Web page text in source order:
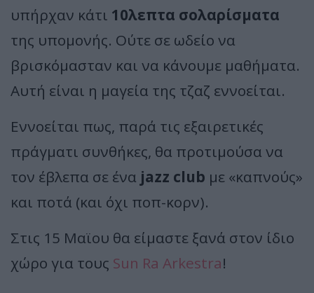
υπήρχαν κάτι 10λεπτα σολαρίσματα
της υπομονής. Ούτε σε ωδείο να
βρισκόμασταν και να κάνουμε μαθήματα.
Αυτή είναι η μαγεία της τζαζ εννοείται.
Εννοείται πως, παρά τις εξαιρετικές
πράγματι συνθήκες, θα προτιμούσα να
τον έβλεπα σε ένα jazz club με «καπνούς»
και ποτά (και όχι ποπ-κορν).
Στις 15 Μαϊου θα είμαστε ξανά στον ίδιο
χώρο για τους Sun Ra Arkestra!